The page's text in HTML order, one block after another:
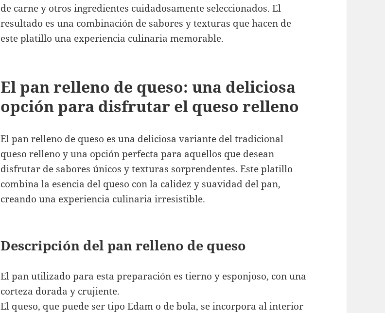
de carne y otros ingredientes cuidadosamente seleccionados. El
resultado es una combinación de sabores y texturas que hacen de
este platillo una experiencia culinaria memorable.
El pan relleno de queso: una deliciosa
opción para disfrutar el queso relleno
El pan relleno de queso es una deliciosa variante del tradicional
queso relleno y una opción perfecta para aquellos que desean
disfrutar de sabores únicos y texturas sorprendentes. Este platillo
combina la esencia del queso con la calidez y suavidad del pan,
creando una experiencia culinaria irresistible.
Descripción del pan relleno de queso
El pan utilizado para esta preparación es tierno y esponjoso, con una
corteza dorada y crujiente.
El queso, que puede ser tipo Edam o de bola, se incorpora al interior